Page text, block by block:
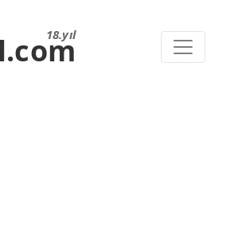
18.yıl